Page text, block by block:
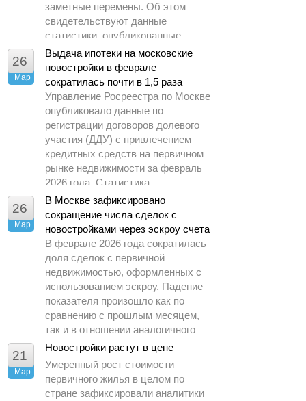
заметные перемены. Об этом
свидетельствуют данные
статистики, опубликованные
Управлением Росреестра по
Москве.
26
Мар
Выдача ипотеки на московские
новостройки в феврале
сократилась почти в 1,5 раза
Управление Росреестра по Москве
опубликовало данные по
регистрации договоров долевого
участия (ДДУ) с привлечением
кредитных средств на первичном
рынке недвижимости за февраль
2026 года. Статистика
демонстрирует заметное
охлаждение спроса по сравнению
с предыдущими периодами.
26
Мар
В Москве зафиксировано
сокращение числа сделок с
новостройками через эскроу счета
В феврале 2026 года сократилась
доля сделок с первичной
недвижимостью, оформленных с
использованием эскроу. Падение
показателя произошло как по
сравнению с прошлым месяцем,
так и в отношении аналогичного
периода 2025 года.
21
Мар
Новостройки растут в цене
Умеренный рост стоимости
первичного жилья в целом по
стране зафиксировали аналитики